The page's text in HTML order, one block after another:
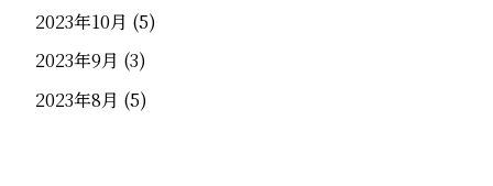
2023年10月 (5)
2023年9月 (3)
2023年8月 (5)